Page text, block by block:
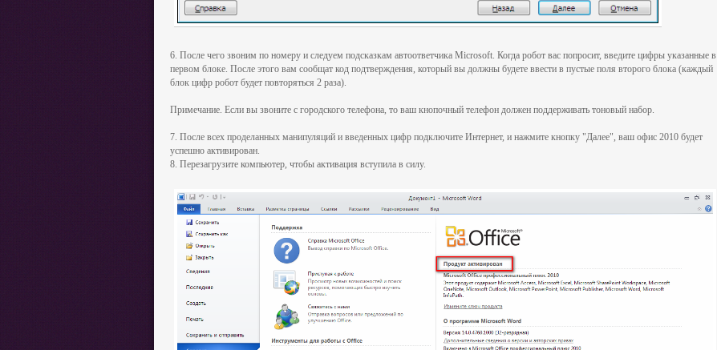
6. После чего звоним по номеру и следуем подсказкам автоответчика Microsoft. Когда робот вас попросит, введите цифры указанные в
первом блоке. После этого вам сообщат код подтверждения, который вы должны будете ввести в пустые поля второго блока (каждый
блок цифр робот будет повторяться 2 раза).
Примечание. Если вы звоните с городского телефона, то ваш кнопочный телефон должен поддерживать тоновый набор.
7. После всех проделанных манипуляций и введенных цифр подключите Интернет, и нажмите кнопку "Далее", ваш офис 2010 будет
успешно активирован.
8. Перезагрузите компьютер, чтобы активация вступила в силу.